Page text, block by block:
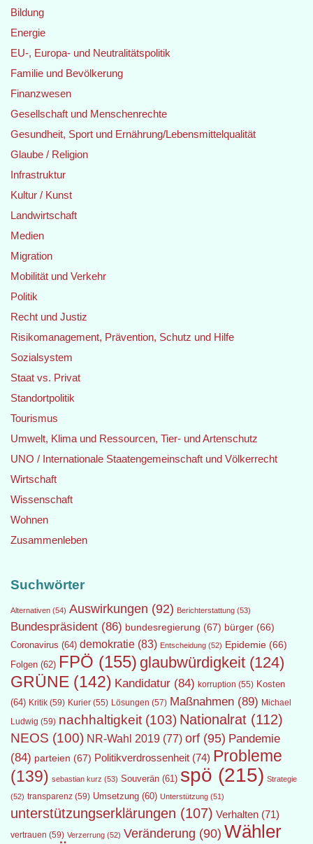
Bildung
Energie
EU-, Europa- und Neutralitätspolitik
Familie und Bevölkerung
Finanzwesen
Gesellschaft und Menschenrechte
Gesundheit, Sport und Ernährung/Lebensmittelqualität
Glaube / Religion
Infrastruktur
Kultur / Kunst
Landwirtschaft
Medien
Migration
Mobilität und Verkehr
Politik
Recht und Justiz
Risikomanagement, Prävention, Schutz und Hilfe
Sozialsystem
Staat vs. Privat
Standortpolitik
Tourismus
Umwelt, Klima und Ressourcen, Tier- und Artenschutz
UNO / Internationale Staatengemeinschaft und Völkerrecht
Wirtschaft
Wissenschaft
Wohnen
Zusammenleben
Suchwörter
Alternativen (54) Auswirkungen (92) Berichterstattung (53)
Bundespräsident (86) bundesregierung (67) bürger (66)
Coronavirus (64) demokratie (83) Entscheidung (52) Epidemie (66)
Folgen (62) FPÖ (155) glaubwürdigkeit (124)
GRÜNE (142) Kandidatur (84) korruption (55) Kosten
(64) Kritik (59) Kurier (55) Lösungen (57) Maßnahmen (89) Michael
Ludwig (59) nachhaltigkeit (103) Nationalrat (112)
NEOS (100) NR-Wahl 2019 (77) orf (95) Pandemie
(84) parteien (67) Politikverdrossenheit (74) Probleme
(139) sebastian kurz (53) Souverän (61) spö (215) Strategie
(52) transparenz (59) Umsetzung (60) Unterstützung (51)
unterstützungserklärungen (107) Verhalten (71)
vertrauen (59) Verzerrung (52) Veränderung (90) Wähler